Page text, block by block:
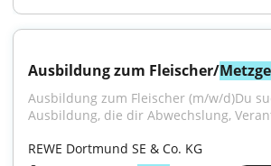
Ausbildung zum Fleischer/
Ausbildung zum Fleischer (m/w/d)Du
Ausbildung, die dir Abwechslung,
REWE Dortmund SE & Co. KG